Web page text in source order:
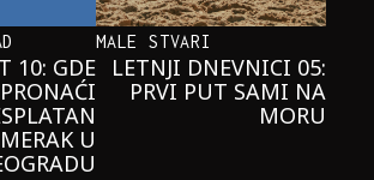
10: GDE
U
MALE STVARI
LETNJI DNEVNICI 05:
PRVI PUT SAMI NA
MORU